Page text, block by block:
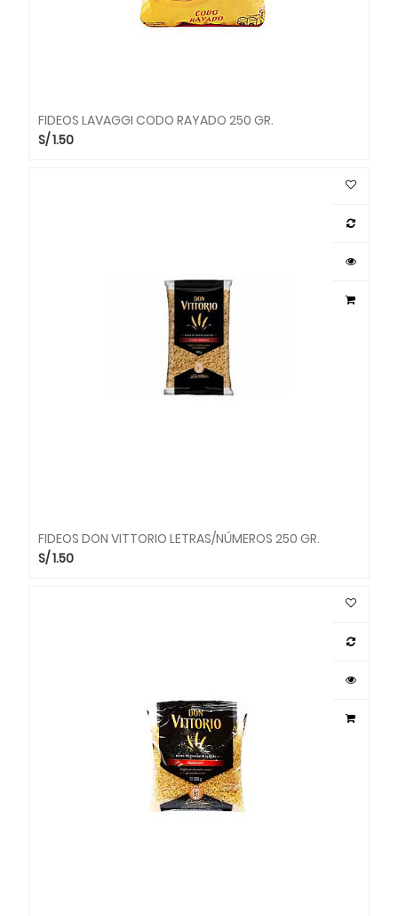
FIDEOS LAVAGGI CODO RAYADO 250 GR.
S/1.50
FIDEOS DON VITTORIO LETRAS/NÚMEROS 250 GR.
S/1.50